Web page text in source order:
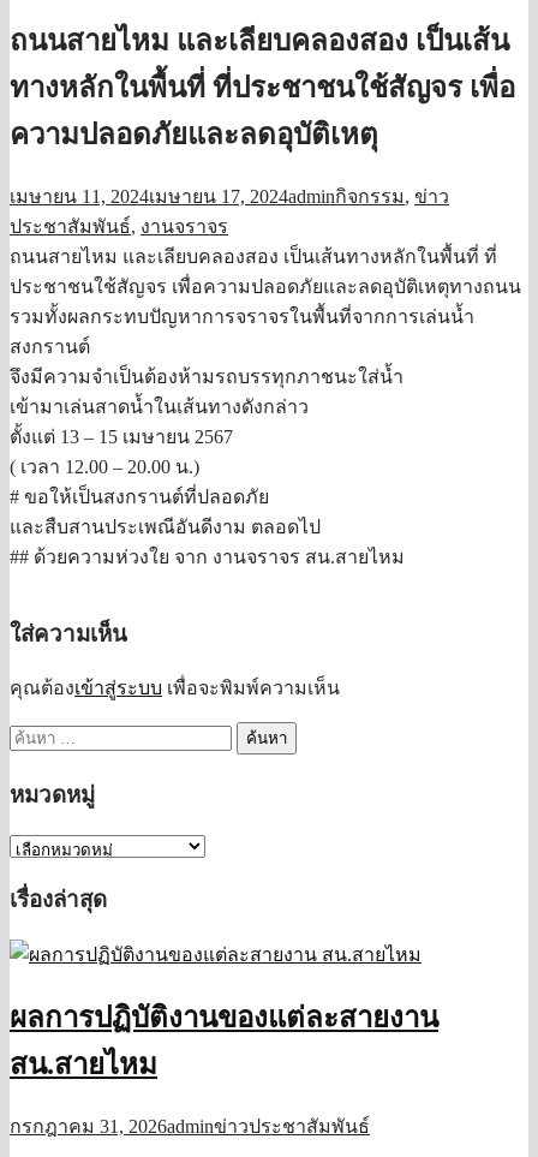
ถนนสายไหม และเลียบคลองสอง เป็นเส้น
ทางหลักในพื้นที่ ที่ประชาชนใช้สัญจร เพื่อ
ความปลอดภัยและลดอุบัติเหตุ
เมษายน 11, 2024เมษายน 17, 2024adminกิจกรรม, ข่าว
ประชาสัมพันธ์, งานจราจร
ถนนสายไหม และเลียบคลองสอง เป็นเส้นทางหลักในพื้นที่ ที่
ประชาชนใช้สัญจร เพื่อความปลอดภัยและลดอุบัติเหตุทางถนน
รวมทั้งผลกระทบปัญหาการจราจรในพื้นที่จากการเล่นน้ำ
สงกรานต์
จึงมีความจำเป็นต้องห้ามรถบรรทุกภาชนะใส่น้ำ
เข้ามาเล่นสาดน้ำในเส้นทางดังกล่าว
ตั้งแต่ 13 – 15 เมษายน 2567
( เวลา 12.00 – 20.00 น.)
# ขอให้เป็นสงกรานต์ที่ปลอดภัย
และสืบสานประเพณีอันดีงาม ตลอดไป
## ด้วยความห่วงใย จาก งานจราจร สน.สายไหม
ใส่ความเห็น
คุณต้องเข้าสู่ระบบ เพื่อจะพิมพ์ความเห็น
ค้นหา
หมวดหมู่
หมวด
หมู่
เรื่องล่าสุด
ผลการปฏิบัติงานของแต่ละสายงาน
สน.สายไหม
กรกฎาคม 31, 2026adminข่าวประชาสัมพันธ์